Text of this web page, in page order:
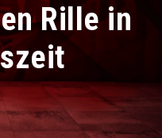
Rille in